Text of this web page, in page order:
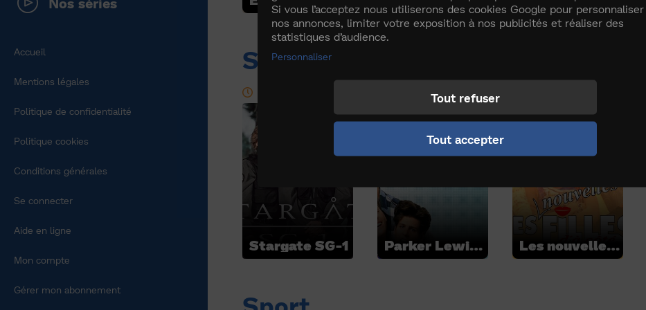
Accueil
Mentions légales
Politique de confidentialité
Politique cookies
Conditions générales
Se connecter
Aide en ligne
Mon compte
Gérer mon abonnement
Série
Stargate SG-1 Parker Lewis ne perd jamais Les nouvelles filles d'à côté
Si vous l’acceptez nous utiliserons des cookies Google pour personnaliser
nos annonces, limiter votre exposition à nos publicités et réaliser des
statistiques d’audience.
Personnaliser
Tout refuser
Tout accepter